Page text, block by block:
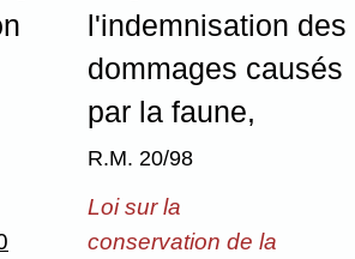
l'indemnisation des
dommages causés
par la faune,
R.M. 20/98
Loi sur la
conservation de la